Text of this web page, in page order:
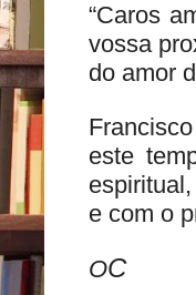
“Caros
vossa
do amor
este
e com o
OC